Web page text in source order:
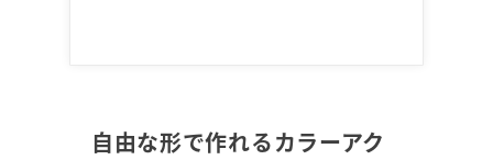
自由な形で作れるカラーアク